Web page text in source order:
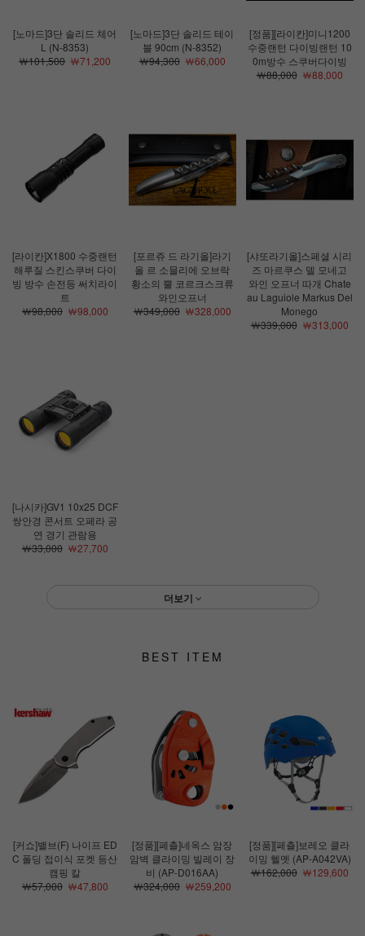
[노마드]3단 솔리드 체어
L (N-8353)
￦101,500￦71,200
[노마드]3단 솔리드 테이
블 90cm (N-8352)
￦94,300￦66,000
[정품][라이칸]미니1200
수중랜턴 다이빙랜턴 10
0m방수 스쿠버다이빙
￦88,000￦88,000
[라이칸]X1800 수중랜턴
해루질 스킨스쿠버 다이
빙 방수 손전등 써치라이
트
￦98,000￦98,000
[포르쥬 드 라기올]라기
올 르 소믈리에 오브락
황소의 뿔 코르크스크류
와인오프너
￦349,000￦328,000
[샤또라기올]스페셜 시리
즈 마르쿠스 델 모네고
와인 오프너 따개 Chate
au Laguiole Markus Del
Monego
￦339,000￦313,000
[나시카]GV1 10x25 DCF
쌍안경 콘서트 오페라 공
연 경기 관람용
￦33,000￦27,700
더보기
BEST ITEM
[커쇼]밸브(F) 나이프 ED
C 폴딩 접이식 포켓 등산
캠핑 칼
￦57,000￦47,800
[정품][페츨]네옥스 암장
암벽 클라이밍 빌레이 장
비 (AP-D016AA)
￦324,000￦259,200
[정품][페츨]보레오 클라
이밍 헬멧 (AP-A042VA)
￦162,000￦129,600